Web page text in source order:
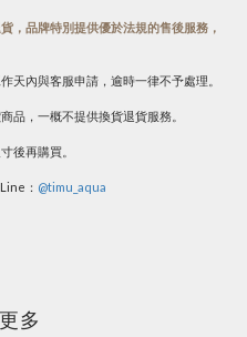
，品牌特別提供優於法規的售後服務，
天內與客服申請，逾時一律不予處理。
品，一概不提供換貨退貨服務。
後再購買。
： @timu_aqua
多